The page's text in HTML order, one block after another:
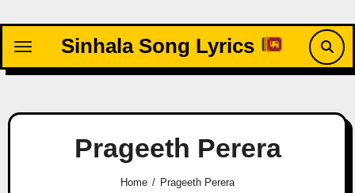
content
Sinhala Song Lyrics
Prageeth Perera
Home Prageeth Perera